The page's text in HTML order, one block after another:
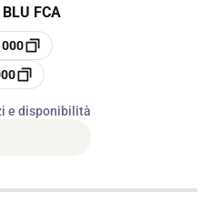
FCA
e disponibilità